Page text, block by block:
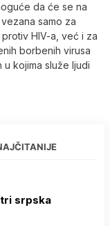
da će se na
samo za
HIV-a, već i za
borbenih virusa
kojima služe ljudi
srpska